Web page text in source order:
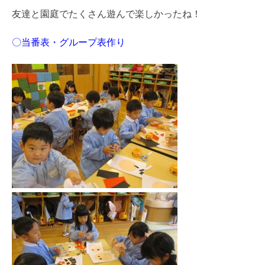
友達と園庭でたくさん遊んで楽しかったね！
〇当番表・グループ表作り